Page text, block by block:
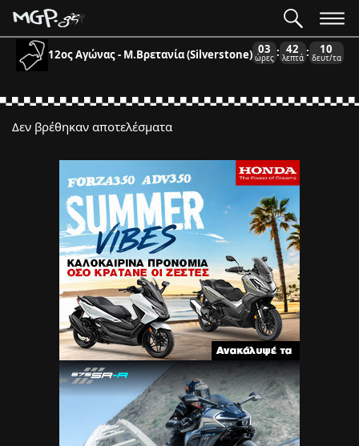
12ος Αγώνας - Μ.Βρετανία (Silverstone) 03
ώρες : 42
λεπτά : 10
δευτ/τα
Δεν βρέθηκαν αποτελέσματα